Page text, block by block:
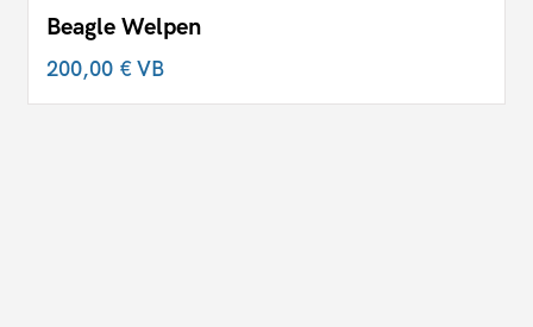
Beagle Welpen
200,00 €VB